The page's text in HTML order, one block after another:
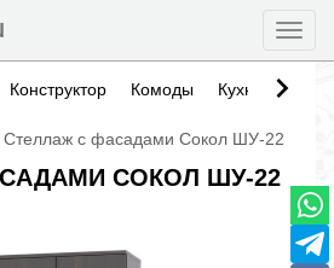
Конструктор Комоды Кухни
Стеллаж с фасадами Сокол ШУ-22
СОКОЛ ШУ-22